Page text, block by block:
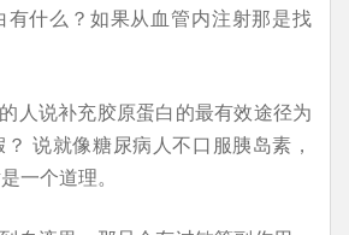
有什么？如果从血管内注射那是找
人说补充胶原蛋白的最有效途径为
说就像糖尿病人不口服胰岛素，
一个道理。